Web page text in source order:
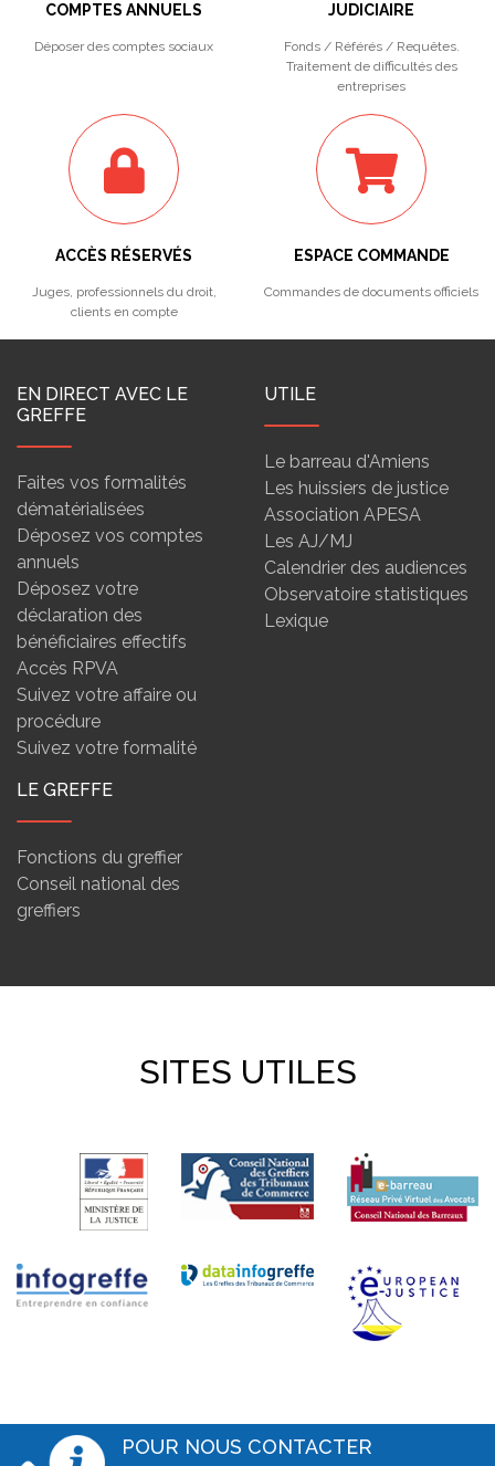
COMPTES ANNUELS
Déposer des comptes sociaux
JUDICIAIRE
Fonds / Référés / Requêtes.
Traitement de difficultés des
entreprises
ACCÈS RÉSERVÉS
Juges, professionnels du droit,
clients en compte
ESPACE COMMANDE
Commandes de documents officiels
EN DIRECT AVEC LE
GREFFE
Faites vos formalités
dématérialisées
Déposez vos comptes
annuels
Déposez votre
déclaration des
bénéficiaires effectifs
Accès RPVA
Suivez votre affaire ou
procédure
Suivez votre formalité
UTILE
Le barreau d'Amiens
Les huissiers de justice
Association APESA
Les AJ/MJ
Calendrier des audiences
Observatoire statistiques
Lexique
LE GREFFE
Fonctions du greffier
Conseil national des
greffiers
SITES UTILES
POUR NOUS CONTACTER